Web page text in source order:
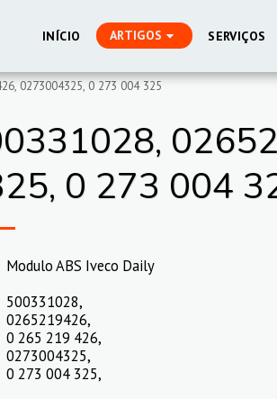
INÍCIO ARTIGOS SERVIÇOS
0273004325, 0 273 004 325
0 273 004
Modulo ABS Iveco Daily
500331028,
0265219426,
0 265 219 426,
0273004325,
0 273 004 325,